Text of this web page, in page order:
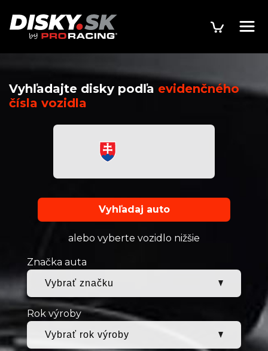
Vyhľadajte disky podľa evidenčného
čísla vozidla
Vyhľadaj auto
alebo vyberte vozidlo nižšie
Značka auta
Rok výroby